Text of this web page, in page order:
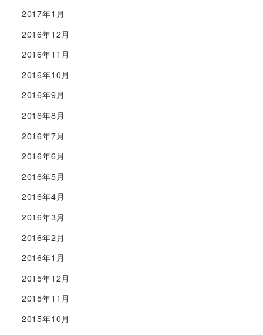
2017年1月
2016年12月
2016年11月
2016年10月
2016年9月
2016年8月
2016年7月
2016年6月
2016年5月
2016年4月
2016年3月
2016年2月
2016年1月
2015年12月
2015年11月
2015年10月